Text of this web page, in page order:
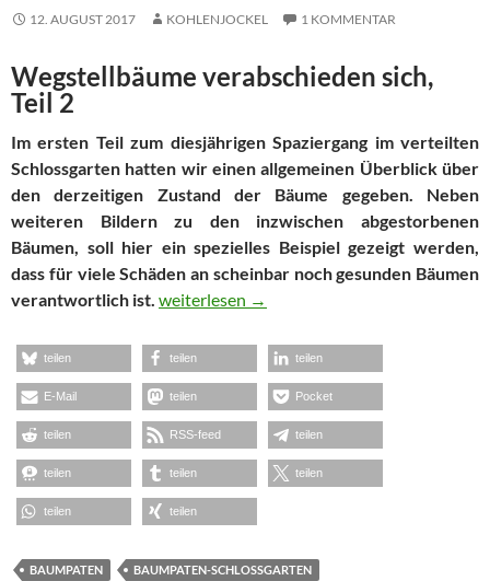
12. AUGUST 2017 KOHLENJOCKEL 1 KOMMENTAR
Wegstellbäume verabschieden sich,
Teil 2
Im ersten Teil zum diesjährigen Spaziergang im verteilten
Schlossgarten hatten wir einen allgemeinen Überblick über
den derzeitigen Zustand der Bäume gegeben. Neben
weiteren Bildern zu den inzwischen abgestorbenen
Bäumen, soll hier ein spezielles Beispiel gezeigt werden,
dass für viele Schäden an scheinbar noch gesunden Bäumen
verantwortlich ist. Totholz auf Abruf
weiterlesen →
teilen teilen teilen
E-Mail teilen Pocket
teilen RSS-feed teilen
teilen teilen teilen
teilen teilen
BAUMPATEN
BAUMPATEN-SCHLOSSGARTEN